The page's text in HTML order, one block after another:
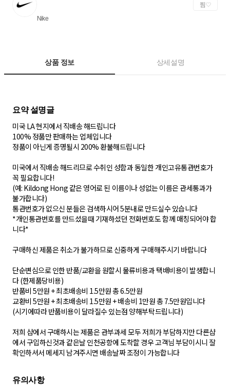
Nike
찜
상품 정보 상세설명
요약 설명글
미국 LA 현지에서 직배송 해드립니다
100% 정품만 판매하는 업체입니다
정품이 아닌게 증명될시 200% 환불해드립니다
미국에서 직배송 해드리므로 수취인 성함과 동일한 개인고유통관번호가
꼭 필요합니다!
(예: Kildong Hong 같은 영어로 된 이름이나 성없는 이름은 관세통과가
불가합니다)
통관번호가 없으신 분들은 검색하시어 5분내로 만드실수 있습니다
*개인통관번호를 만드셨을때 기재하셨던 전화번호도 함께 매칭되어야 합
니다*
구매하신 제품은 취소가 불가하므로 신중하게 구매해주시기 바랍니다
단순변심으로 인한 반품/교환을 원할시 물류비용과 택배비용이 발생합니
다 (한제품당비용)
반품비 5만원 + 최초배송비 1.5만원 총 6.5만원
교환비 5만원 + 최초배송비 1.5만원 + 배송비 1만원 총 7.5만원입니다
(시기에따라 반품비용이 달라질수 있는점 양해부탁드립니다)
저희 샵에서 구매하시는 제품은 관부과세 모두 저희가 부담하지만 다른샵
에서 구입하신것과 같은날 인천공항에 도착할 경우 고객님 부담이시니 잘
확인하셔서 메세지 남겨주시면 배송날짜 조정이 가능합니다
유의사항